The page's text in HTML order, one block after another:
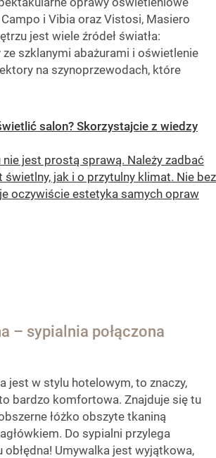
i Vibia oraz Vistosi, Masiero
jest wiele źródeł światła:
szklanymi abażurami i oświetlenie
na szynoprzewodach, które
salon? Skorzystajcie z wiedzy
jest prostą sprawą. Należy zadbać
jak i o przytulny klimat. Nie bez
oczywiście estetyka samych opraw
– sypialnia połączona
jest w stylu hotelowym, to znaczy,
bardzo komfortowa. Znajduje się tu
łóżko obszyte tkaniną
Do sypialni przylega
obłędna! Umywalka jest wyjątkowa,